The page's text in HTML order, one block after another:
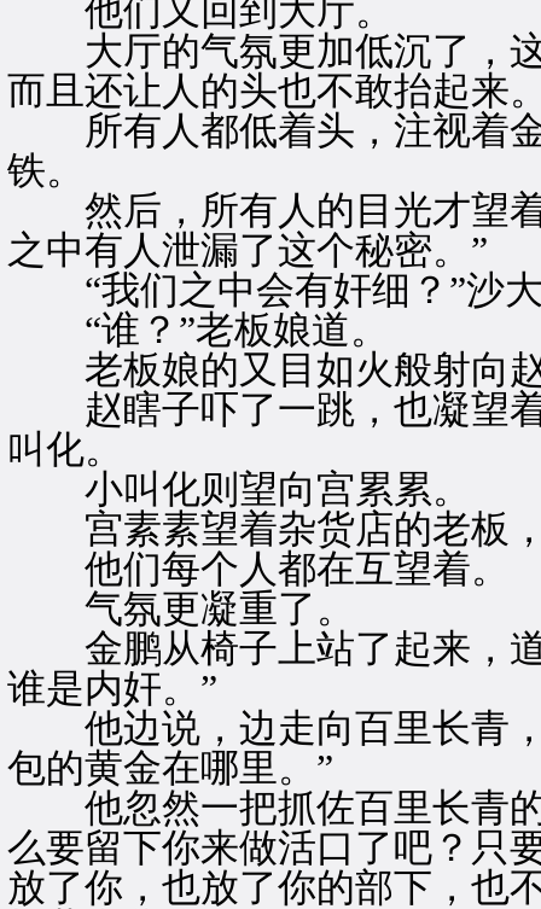
他们又回到大厅。
大厅的气氛更加低沉了，这
而且还让人的头也不敢抬起来
所有人都低着头，注视着金
铁。
然后，所有人的目光才望着
之中有人泄漏了这个秘密。”
“我们之中会有奸细？”沙
“谁？”老板娘道。
老板娘的又目如火般射向
赵瞎子吓了一跳，也凝望着
叫化。
小叫化则望向宫累累。
宫素素望着杂货店的老板
他们每个人都在互望着。
气氛更凝重了。
金鹏从椅子上站了起来，道
谁是内奸。”
他边说，边走向百里长青，
包的黄金在哪里。”
他忽然一把抓佐百里长青的
么要留下你来做活口了吧？只
放了你，也放了你的部下，也